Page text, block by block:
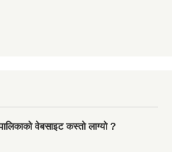
वेबसाइट कस्तो लाग्यो ?